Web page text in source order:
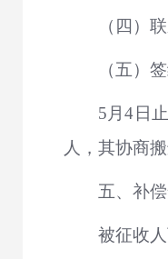
（四）
（五）
5月4日
人，其协商
五、补
被征收